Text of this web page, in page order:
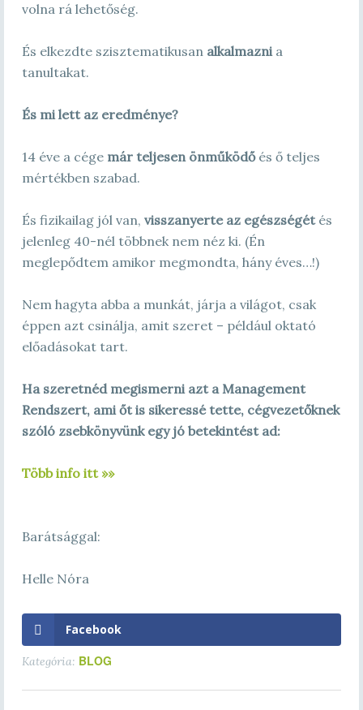
volna rá lehetőség.
És elkezdte szisztematikusan alkalmazni a
tanultakat.
És mi lett az eredménye?
14 éve a cége már teljesen önműködő és ő teljes
mértékben szabad.
És fizikailag jól van, visszanyerte az egészségétés
jelenleg 40-nél többnek nem néz ki. (Én
meglepődtem amikor megmondta, hány éves…!)
Nem hagyta abba a munkát, járja a világot, csak
éppen azt csinálja, amit szeret – például oktató
előadásokat tart.
Ha szeretnéd megismerni azt a Management
Rendszert, ami őt is sikeressé tette, cégvezetőknek
szóló zsebkönyvünk egy jó betekintést ad:
Több info itt »»
Barátsággal:
Helle Nóra
Facebook
Kategória: BLOG